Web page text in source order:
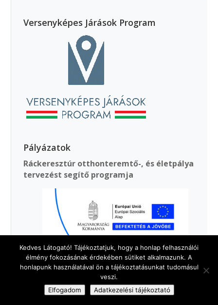
Versenyképes Járások Program
Pályázatok
Ráckeresztúr otthonteremtő-, és életpálya
tervezést segítő programja
Kedves Látogató! Tájékoztatjuk, hogy a honlap felhasználói
élmény fokozásának érdekében sütiket alkalmazunk. A
honlapunk használatával ön a tájékoztatásunkat tudomásul
veszi.
Elfogadom
Adatkezelési tájékoztató